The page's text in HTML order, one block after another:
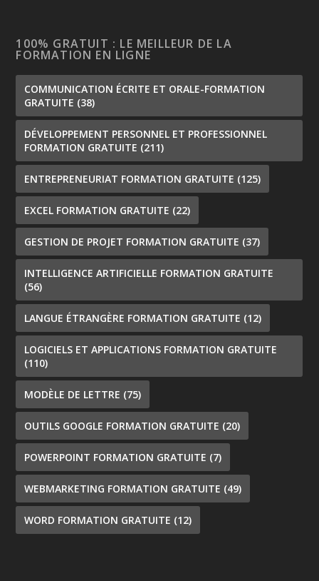
100% GRATUIT : LE MEILLEUR DE LA
FORMATION EN LIGNE
COMMUNICATION ÉCRITE ET ORALE-FORMATION
GRATUITE (38)
DÉVELOPPEMENT PERSONNEL ET PROFESSIONNEL
FORMATION GRATUITE (211)
ENTREPRENEURIAT FORMATION GRATUITE (125)
EXCEL FORMATION GRATUITE (22)
GESTION DE PROJET FORMATION GRATUITE (37)
INTELLIGENCE ARTIFICIELLE FORMATION GRATUITE
(56)
LANGUE ÉTRANGÈRE FORMATION GRATUITE (12)
LOGICIELS ET APPLICATIONS FORMATION GRATUITE
(110)
MODÈLE DE LETTRE (75)
OUTILS GOOGLE FORMATION GRATUITE (20)
POWERPOINT FORMATION GRATUITE (7)
WEBMARKETING FORMATION GRATUITE (49)
WORD FORMATION GRATUITE (12)